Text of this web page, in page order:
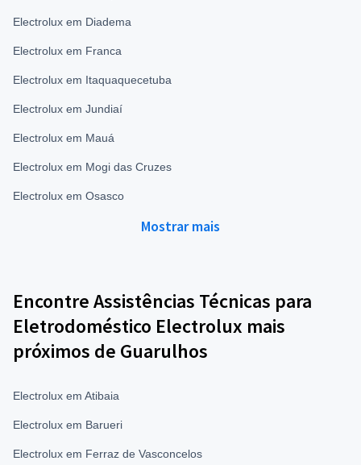
Electrolux em Diadema
Electrolux em Franca
Electrolux em Itaquaquecetuba
Electrolux em Jundiaí
Electrolux em Mauá
Electrolux em Mogi das Cruzes
Electrolux em Osasco
Mostrar mais
Encontre Assistências Técnicas para
Eletrodoméstico Electrolux mais
próximos de Guarulhos
Electrolux em Atibaia
Electrolux em Barueri
Electrolux em Ferraz de Vasconcelos